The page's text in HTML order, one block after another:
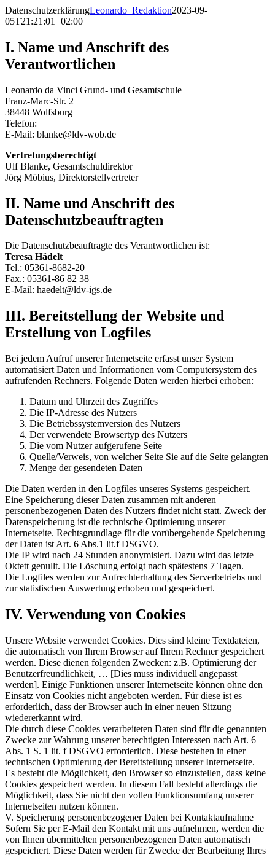
DatenschutzerklärungLeonardo_Redaktion2023-09-
05T21:21:01+02:00
I. Name und Anschrift des
Verantwortlichen
Leonardo da Vinci Grund- und Gesamtschule
Franz-Marc-Str. 2
38448 Wolfsburg
Telefon:
E-Mail: blanke@ldv-wob.de
Vertretungsberechtigt
Ulf Blanke, Gesamtschuldirektor
Jörg Möbius, Direktorstellvertreter
II. Name und Anschrift des
Datenschutzbeauftragten
Die Datenschutzbeauftragte des Verantwortlichen ist:
Teresa Hädelt
Tel.: 05361-8682-20
Fax.: 05361-86 82 38
E-Mail: haedelt@ldv-igs.de
III. Bereitstellung der Website und
Erstellung von Logfiles
Bei jedem Aufruf unserer Internetseite erfasst unser System
automatisiert Daten und Informationen vom Computersystem des
aufrufenden Rechners. Folgende Daten werden hierbei erhoben:
Datum und Uhrzeit des Zugriffes
Die IP-Adresse des Nutzers
Die Betriebssystemversion des Nutzers
Der verwendete Browsertyp des Nutzers
Die vom Nutzer aufgerufene Seite
Quelle/Verweis, von welcher Seite Sie auf die Seite gelangten
Menge der gesendeten Daten
Die Daten werden in den Logfiles unseres Systems gespeichert.
Eine Speicherung dieser Daten zusammen mit anderen
personenbezogenen Daten des Nutzers findet nicht statt. Zweck der
Datenspeicherung ist die technische Optimierung unserer
Internetseite. Rechtsgrundlage für die vorübergehende Speicherung
der Daten ist Art. 6 Abs.1 lit.f DSGVO.
Die IP wird nach 24 Stunden anonymisiert. Dazu wird das letzte
Oktett genullt. Die Löschung erfolgt nach spätestens 7 Tagen.
Die Logfiles werden zur Aufrechterhaltung des Serverbetriebs und
zur statistischen Auswertung erhoben und gespeichert.
IV. Verwendung von Cookies
Unsere Website verwendet Cookies. Dies sind kleine Textdateien,
die automatisch von Ihrem Browser auf Ihrem Rechner gespeichert
werden. Diese dienen folgenden Zwecken: z.B. Optimierung der
Benutzerfreundlichkeit, … [Dies muss individuell angepasst
werden]. Einige Funktionen unserer Internetseite können ohne den
Einsatz von Cookies nicht angeboten werden. Für diese ist es
erforderlich, dass der Browser auch in einer neuen Sitzung
wiedererkannt wird.
Die durch diese Cookies verarbeiteten Daten sind für die genannten
Zwecke zur Wahrung unserer berechtigten Interessen nach Art. 6
Abs. 1 S. 1 lit. f DSGVO erforderlich. Diese bestehen in einer
technischen Optimierung der Bereitstellung unserer Internetseite.
Es besteht die Möglichkeit, den Browser so einzustellen, dass keine
Cookies gespeichert werden. In diesem Fall besteht allerdings die
Möglichkeit, dass Sie nicht den vollen Funktionsumfang unserer
Internetseiten nutzen können.
V. Speicherung personenbezogener Daten bei Kontaktaufnahme
Sofern Sie per E-Mail den Kontakt mit uns aufnehmen, werden die
von Ihnen übermittelten personenbezogenen Daten automatisch
gespeichert. Diese Daten werden für Zwecke der Bearbeitung Ihres